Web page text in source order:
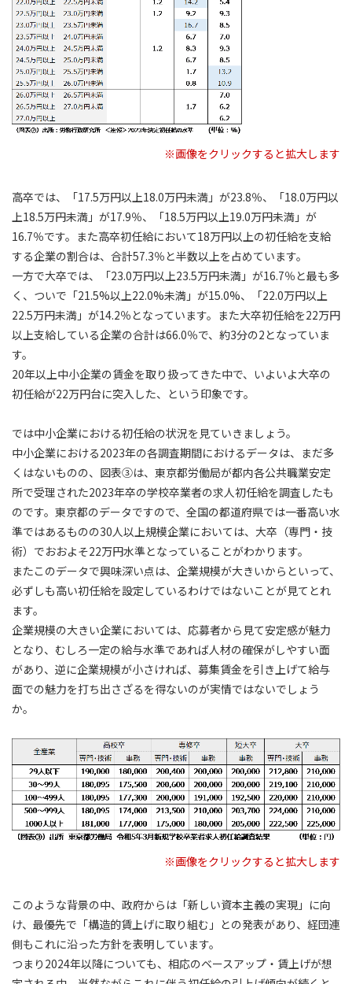
※画像をクリックすると拡大します
高卒では、「17.5万円以上18.0万円未満」が23.8％、「18.0万円以
上18.5万円未満」が17.9％、「18.5万円以上19.0万円未満」が
16.7％です。また高卒初任給において18万円以上の初任給を支給
する企業の割合は、合計57.3％と半数以上を占めています。
一方で大卒では、「23.0万円以上23.5万円未満」が16.7％と最も多
く、ついで「21.5%以上22.0%未満」が15.0%、「22.0万円以上
22.5万円未満」が14.2％となっています。また大卒初任給を22万円
以上支給している企業の合計は66.0％で、約3分の2となっていま
す。
20年以上中小企業の賃金を取り扱ってきた中で、いよいよ大卒の
初任給が22万円台に突入した、という印象です。
では中小企業における初任給の状況を見ていきましょう。
中小企業における2023年の各調査期間におけるデータは、まだ多
くはないものの、図表③は、東京都労働局が都内各公共職業安定
所で受理された2023年卒の学校卒業者の求人初任給を調査したも
のです。東京都のデータですので、全国の都道府県では一番高い水
準ではあるものの30人以上規模企業においては、大卒（専門・技
術）でおおよそ22万円水準となっていることがわかります。
またこのデータで興味深い点は、企業規模が大きいからといって、
必ずしも高い初任給を設定しているわけではないことが見てとれ
ます。
企業規模の大きい企業においては、応募者から見て安定感が魅力
となり、むしろ一定の給与水準であれば人材の確保がしやすい面
があり、逆に企業規模が小さければ、募集賃金を引き上げて給与
面での魅力を打ち出さざるを得ないのが実情ではないでしょう
か。
※画像をクリックすると拡大します
このような背景の中、政府からは「新しい資本主義の実現」に向
け、最優先で「構造的賃上げに取り組む」との発表があり、経団連
側もこれに沿った方針を表明しています。
つまり2024年以降についても、相応のベースアップ・賃上げが想